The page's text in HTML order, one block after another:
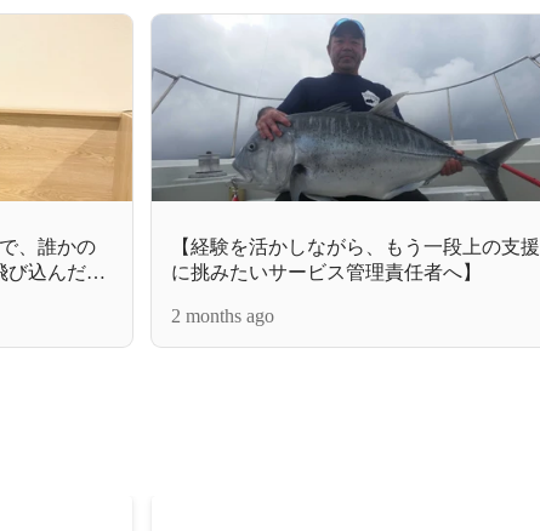
、誰かの
び込んだ福
【経験を活かしながら、もう一段上の支援
に挑みたいサービス管理責任者へ】
2 months ago